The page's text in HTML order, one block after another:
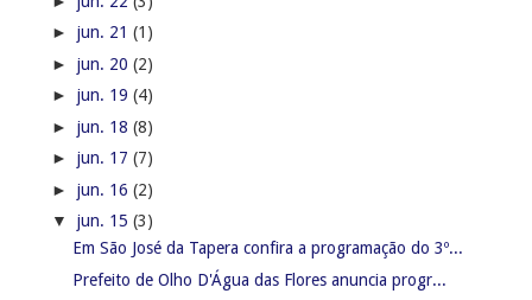
► jun. 21 (1)
► jun. 20 (2)
► jun. 19 (4)
► jun. 18 (8)
► jun. 17 (7)
► jun. 16 (2)
▼ jun. 15 (3)
Em São José da Tapera confira a programação do 3º...
Prefeito de Olho D'Água das Flores anuncia progr...